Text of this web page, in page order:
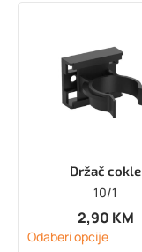
Držač cokle
10/1
2,90 KM
Odaberi opcije